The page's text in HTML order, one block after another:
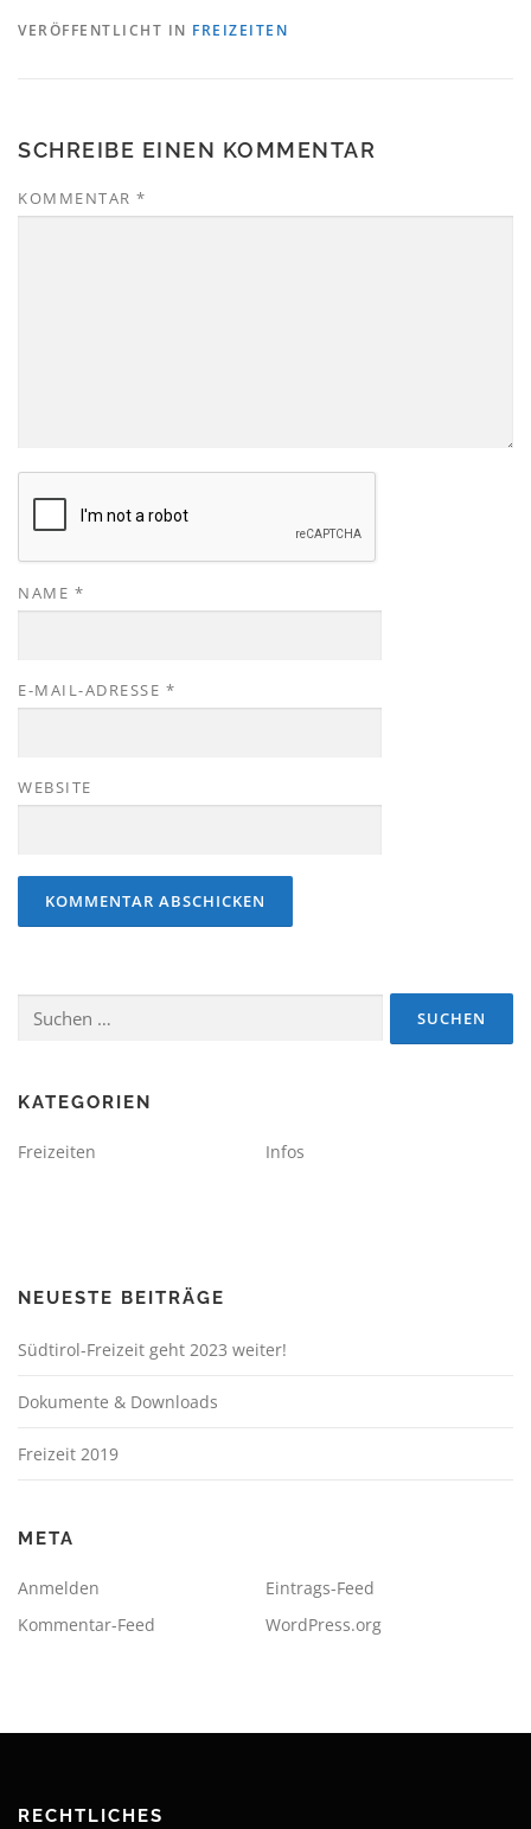
VERÖFFENTLICHT IN FREIZEITEN
SCHREIBE EINEN KOMMENTAR
KOMMENTAR *
NAME *
E-MAIL-ADRESSE *
WEBSITE
nach:
KATEGORIEN
Freizeiten Infos
NEUESTE BEITRÄGE
Südtirol-Freizeit geht 2023 weiter!
Dokumente & Downloads
Freizeit 2019
META
Anmelden
Eintrags-Feed
Kommentar-Feed
WordPress.org
RECHTLICHES